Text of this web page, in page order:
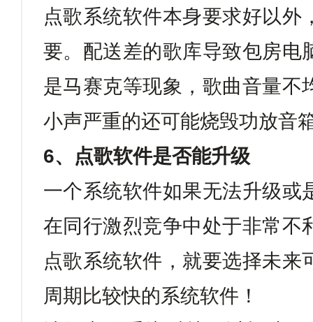
点歌系统软件本身要求好以外
要。配送差的歌库导致包房电
是马赛克等现象，歌曲音量不
小声严重的还可能烧毁功放音
6、点歌软件是否能升级
一个系统软件如果无法升级或
在同行激烈竞争中处于非常不
点歌系统软件，就要选择未来
周期比较快的系统软件！